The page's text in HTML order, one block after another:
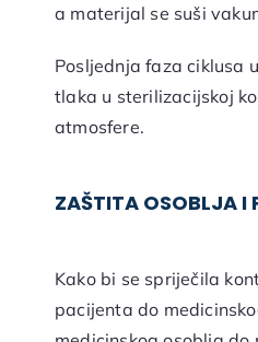
a materijal se suši
Posljednja faza ciklusa
tlaka u sterilizacijskoj
atmosfere.
ZAŠTITA OSOBLJA I
Kako bi se spriječila
pacijenta do